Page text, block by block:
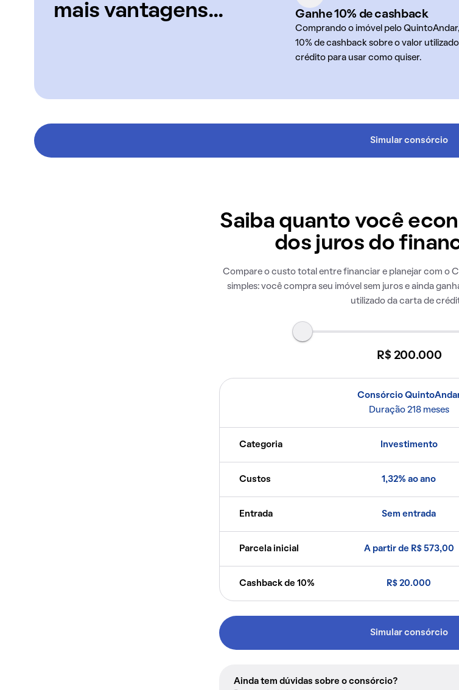
mais vantagens...
Ganhe 10% de cashback
Comprando o imóvel pelo
10% de cashback sobre o valor
crédito para usar como quiser.
Simular consórcio
Saiba quanto você
dos juros do
Compare o custo total entre financiar e planejar com o
simples: você compra seu imóvel sem juros e ainda
utilizado da carta de
R$ 200.000
Consórcio
Duração 218 meses
Categoria Investimento
Custos 1,32% ao ano
Entrada Sem entrada
Parcela inicial A partir de R$ 573,00
Cashback de 10% R$ 20.000
Simular consórcio
Ainda tem dúvidas sobre o consórcio?